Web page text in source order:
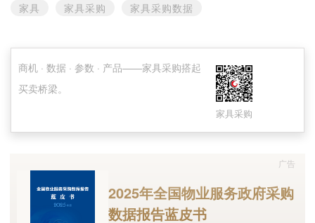
家具 家具采购 家具采购数据
商机 · 数据 · 参数 · 产品——家具采购搭起
买卖桥梁。
家具采购
2025年全国物业服务政府采购
数据报告蓝皮书
广告